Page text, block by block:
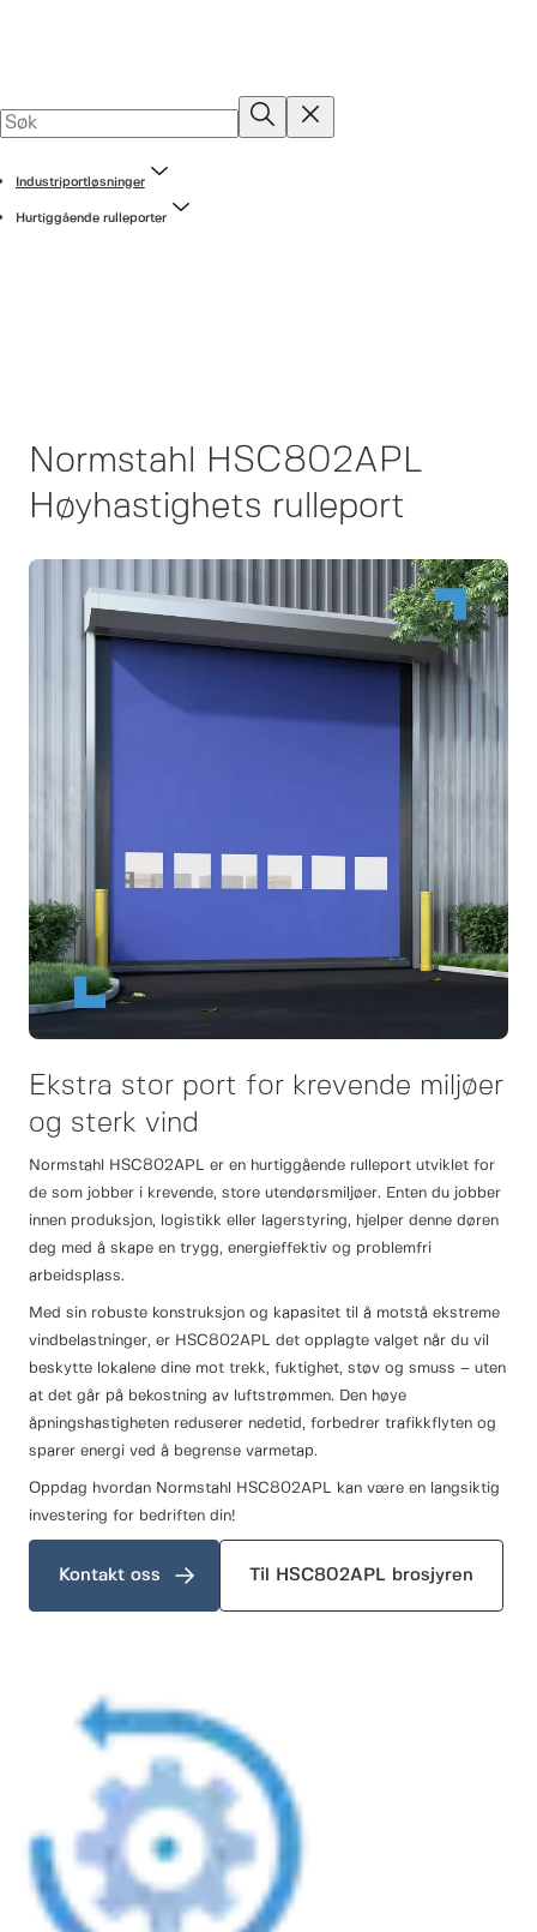
Industriportløsninger
Hurtiggående rulleporter
Normstahl HSC802APL
Høyhastighets rulleport
Ekstra stor port for krevende miljøer
og sterk vind
Normstahl HSC802APL er en hurtiggående rulleport utviklet for
de som jobber i krevende, store utendørsmiljøer. Enten du jobber
innen produksjon, logistikk eller lagerstyring, hjelper denne døren
deg med å skape en trygg, energieffektiv og problemfri
arbeidsplass.
Med sin robuste konstruksjon og kapasitet til å motstå ekstreme
vindbelastninger, er HSC802APL det opplagte valget når du vil
beskytte lokalene dine mot trekk, fuktighet, støv og smuss – uten
at det går på bekostning av luftstrømmen. Den høye
åpningshastigheten reduserer nedetid, forbedrer trafikkflyten og
sparer energi ved å begrense varmetap.
Oppdag hvordan Normstahl HSC802APL kan være en langsiktig
investering for bedriften din!
Kontakt oss Til HSC802APL brosjyren